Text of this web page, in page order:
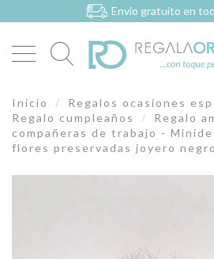
Envío gratuito en
Inicio
Regalos ocasiones
Regalo cumpleaños
Regalo
compañeras de trabajo -
flores preservadas joyero negro